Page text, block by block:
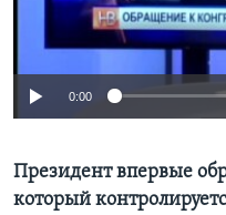
Learning English
СОЦИАЛЬНЫЕ СЕТИ
Языки
0:00
Президент впервые
который